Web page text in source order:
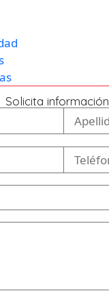
Solicita información